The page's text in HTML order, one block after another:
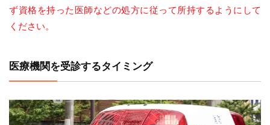
ず資格を持った医師などの処方に従って所持するようにして
ください。
医療機関を受診するタイミング